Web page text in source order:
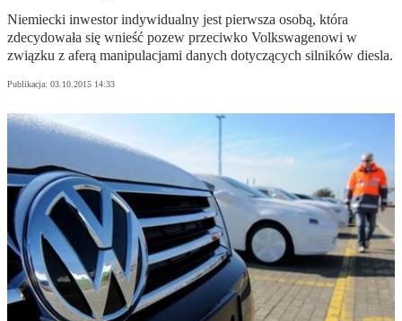
Niemiecki inwestor indywidualny jest pierwsza osobą, która
zdecydowała się wnieść pozew przeciwko Volkswagenowi w
związku z aferą manipulacjami danych dotyczących silników diesla.
Publikacja: 03.10.2015 14:33